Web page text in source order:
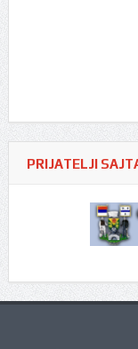
PRIJATELJI